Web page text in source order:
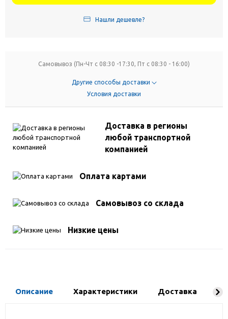
Нашли дешевле?
Самовывоз (Пн-Чт с 08:30 -17:30, Пт с 08:30 - 16:00)
Другие способы доставки
Условия доставки
Доставка в регионы
любой транспортной
компанией
Оплата картами
Самовывоз со склада
Низкие цены
Описание Характеристики Доставка